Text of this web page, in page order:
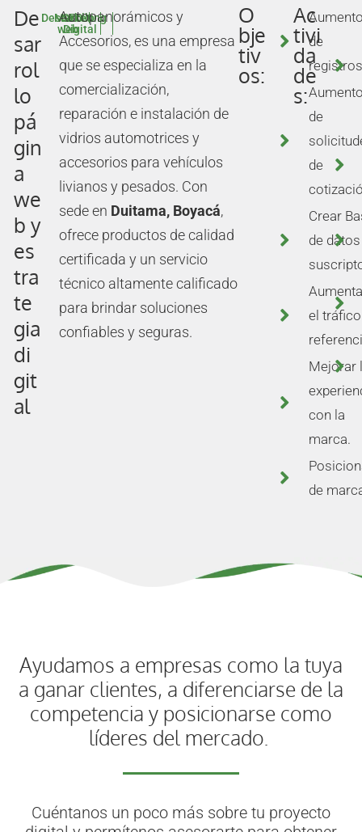
De
sar
rol
lo
pá
gin
a
we
b y
es
tra
te
gia
di
git
al
Desarrollo
web
Marketing
Digital
SEO
Autopanorámicos y
Accesorios, es una empresa
que se especializa en la
comercialización,
reparación e instalación de
vidrios automotrices y
accesorios para vehículos
livianos y pesados. Con
sede en Duitama, Boyacá,
ofrece productos de calidad
certificada y un servicio
técnico altamente calificado
para brindar soluciones
confiables y seguras.
O
bje
tiv
os:
de
de
de
Crear
de
el
Mejorar
con la
marca.
de
Ac
tivi
da
de
s:
Ayudamos a empresas como la tuya
a ganar clientes, a diferenciarse de la
competencia y posicionarse como
líderes del mercado.
Cuéntanos un poco más sobre tu proyecto